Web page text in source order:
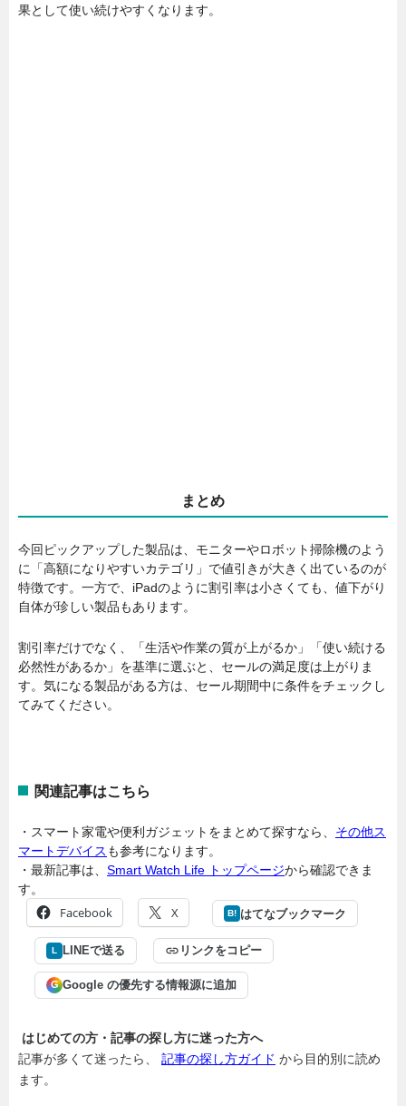
果として使い続けやすくなります。
まとめ
今回ピックアップした製品は、モニターやロボット掃除機のよう
に「高額になりやすいカテゴリ」で値引きが大きく出ているのが
特徴です。一方で、iPadのように割引率は小さくても、値下がり
自体が珍しい製品もあります。
割引率だけでなく、「生活や作業の質が上がるか」「使い続ける
必然性があるか」を基準に選ぶと、セールの満足度は上がりま
す。気になる製品がある方は、セール期間中に条件をチェックし
てみてください。
関連記事はこちら
・スマート家電や便利ガジェットをまとめて探すなら、 その他ス
マートデバイス も参考になります。
・最新記事は、 Smart Watch Life トップページから確認できま
す。
Facebook X B! はてなブックマーク
L LINEで送る リンクをコピー
G Google の優先する情報源に追加
はじめての方・記事の探し方に迷った方へ
記事が多くて迷ったら、 記事の探し方ガイド から目的別に読め
ます。